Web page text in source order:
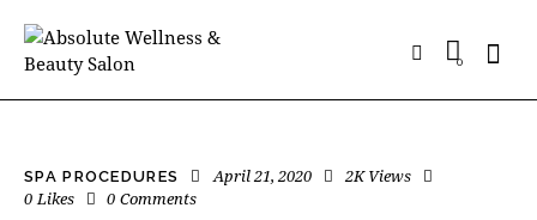
0
SPA PROCEDURES April 21, 2020 2K Views
0 Likes 0 Comments